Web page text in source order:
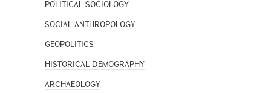
POLITICAL SOCIOLOGY
SOCIAL ANTHROPOLOGY
GEOPOLITICS
HISTORICAL DEMOGRAPHY
ARCHAEOLOGY